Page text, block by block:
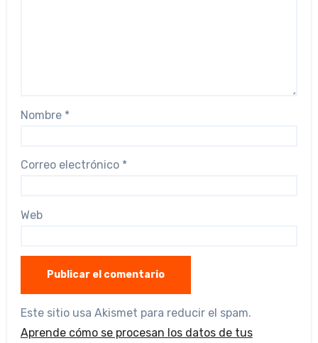
Nombre *
Correo electrónico *
Web
Este sitio usa Akismet para reducir el spam.
Aprende cómo se procesan los datos de tus